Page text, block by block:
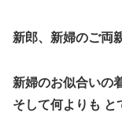
新郎、新婦のご両
新婦のお似合いの
そして何よりも と